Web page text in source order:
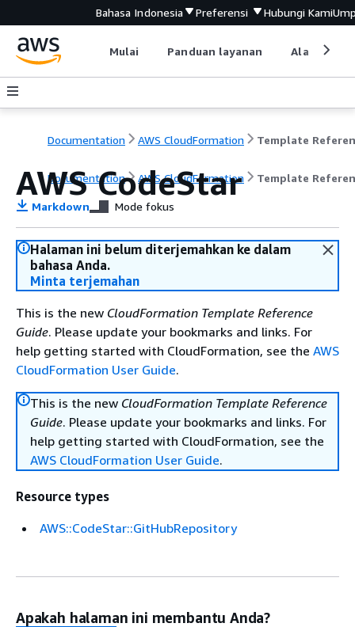
Bahasa Indonesia Preferensi Hubungi Kami
Mulai Panduan layanan Alat
Documentation AWS CloudFormation Template
Documentation AWS CloudFormation Template
AWS CodeStar
Markdown Mode fokus
Halaman ini belum diterjemahkan ke dalam
bahasa Anda.
Minta terjemahan
This is the new CloudFormation Template Reference
Guide. Please update your bookmarks and links. For
help getting started with CloudFormation, see the AWS
CloudFormation User Guide.
This is the new CloudFormation Template Reference
Guide. Please update your bookmarks and links. For
help getting started with CloudFormation, see the
AWS CloudFormation User Guide.
Resource types
AWS::CodeStar::GitHubRepository
Apakah halaman ini membantu Anda?